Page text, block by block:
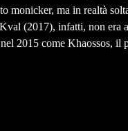
monicker, ma in realtà
(2017), infatti, non era
2015 come Khaossos, il